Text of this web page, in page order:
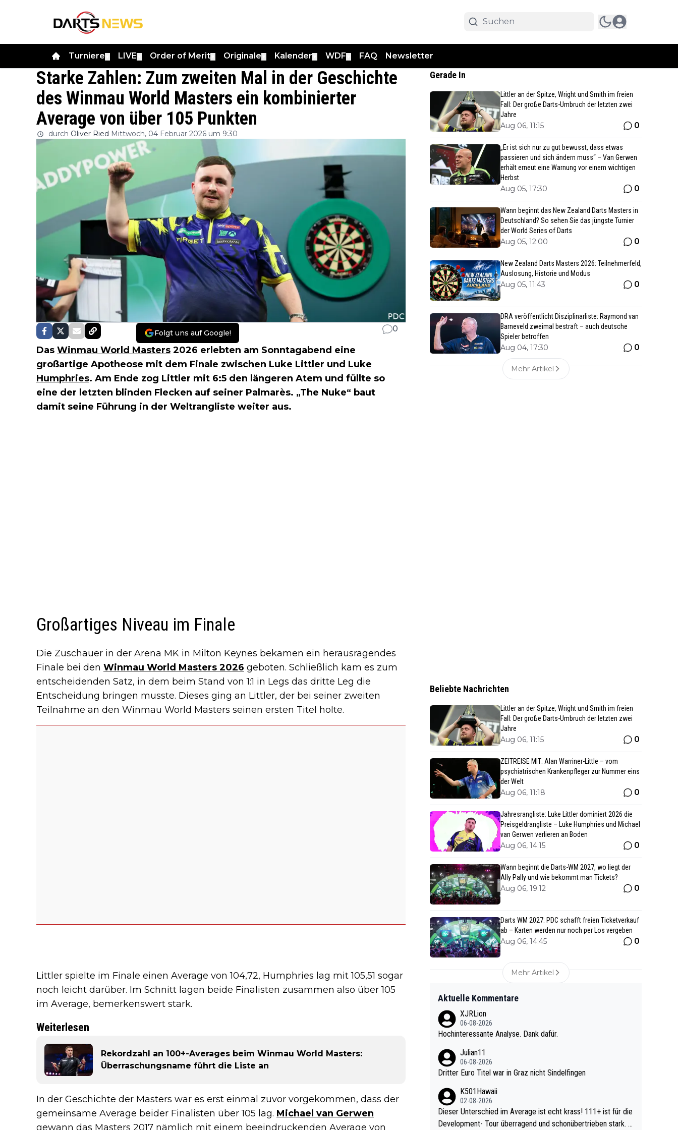
Turniere LIVE Order of Merit Originale Kalender WDF FAQ Newsletter
Starke Zahlen: Zum zweiten Mal in der Geschichte
des Winmau World Masters ein kombinierter
Average von über 105 Punkten
durch Oliver Ried Mittwoch, 04 Februar 2026 um 9:30
Folgt uns auf Google! 0
Das Winmau World Masters 2026 erlebten am Sonntagabend eine
großartige Apotheose mit dem Finale zwischen Luke Littler und Luke
Humphries. Am Ende zog Littler mit 6:5 den längeren Atem und füllte so
eine der letzten blinden Flecken auf seiner Palmarès. „The Nuke“ baut
damit seine Führung in der Weltrangliste weiter aus.
Großartiges Niveau im Finale
Die Zuschauer in der Arena MK in Milton Keynes bekamen ein herausragendes
Finale bei den Winmau World Masters 2026 geboten. Schließlich kam es zum
entscheidenden Satz, in dem beim Stand von 1:1 in Legs das dritte Leg die
Entscheidung bringen musste. Dieses ging an Littler, der bei seiner zweiten
Teilnahme an den Winmau World Masters seinen ersten Titel holte.
Littler spielte im Finale einen Average von 104,72, Humphries lag mit 105,51 sogar
noch leicht darüber. Im Schnitt lagen beide Finalisten zusammen also über 105
im Average, bemerkenswert stark.
Weiterlesen
Rekordzahl an 100+-Averages beim Winmau World Masters:
Überraschungsname führt die Liste an
In der Geschichte der Masters war es erst einmal zuvor vorgekommen, dass der
gemeinsame Average beider Finalisten über 105 lag. Michael van Gerwen
gewann das Masters 2017 nämlich mit einem beeindruckenden Average von
Gerade In
Littler an der Spitze, Wright und Smith im freien
Fall: Der große Darts-Umbruch der letzten zwei
Jahre
Aug 06, 11:15 0
„Er ist sich nur zu gut bewusst, dass etwas
passieren und sich ändern muss“ – Van Gerwen
erhält erneut eine Warnung vor einem wichtigen
Herbst
Aug 05, 17:30 0
Wann beginnt das New Zealand Darts Masters in
Deutschland? So sehen Sie das jüngste Turnier
der World Series of Darts
Aug 05, 12:00 0
New Zealand Darts Masters 2026: Teilnehmerfeld,
Auslosung, Historie und Modus
Aug 05, 11:43 0
DRA veröffentlicht Disziplinarliste: Raymond van
Barneveld zweimal bestraft – auch deutsche
Spieler betroffen
Aug 04, 17:30 0
Mehr Artikel
Beliebte Nachrichten
Littler an der Spitze, Wright und Smith im freien
Fall: Der große Darts-Umbruch der letzten zwei
Jahre
Aug 06, 11:15 0
ZEITREISE MIT: Alan Warriner-Little – vom
psychiatrischen Krankenpfleger zur Nummer eins
der Welt
Aug 06, 11:18 0
Jahresrangliste: Luke Littler dominiert 2026 die
Preisgeldrangliste – Luke Humphries und Michael
van Gerwen verlieren an Boden
Aug 06, 14:15 0
Wann beginnt die Darts-WM 2027, wo liegt der
Ally Pally und wie bekommt man Tickets?
Aug 06, 19:12 0
Darts WM 2027: PDC schafft freien Ticketverkauf
ab – Karten werden nur noch per Los vergeben
Aug 06, 14:45 0
Mehr Artikel
Aktuelle Kommentare
XJRLion
06-08-2026
Hochinteressante Analyse. Dank dafür.
Julian11
06-08-2026
Dritter Euro Titel war in Graz nicht Sindelfingen
K501Hawaii
02-08-2026
Dieser Unterschied im Average ist echt krass! 111+ ist für die
Development- Tour überragend und schonübertrieben stark. U